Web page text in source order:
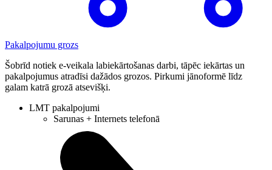
Pakalpojumu grozs
Šobrīd notiek e-veikala labiekārtošanas darbi, tāpēc iekārtas un
pakalpojumus atradīsi dažādos grozos. Pirkumi jānoformē līdz
galam katrā grozā atsevišķi.
LMT pakalpojumi
Sarunas + Internets telefonā